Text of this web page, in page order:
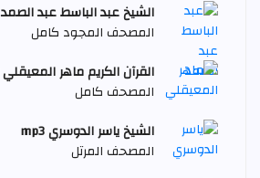
الشيخ عبد الباسط عبد الصمد mp3
المصحف المجود كامل
القرآن الكريم ماهر المعيقلي mp3
المصحف كامل
الشيخ ياسر الدوسري mp3
المصحف المرتل